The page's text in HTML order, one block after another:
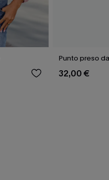
Punto preso
32,00 €